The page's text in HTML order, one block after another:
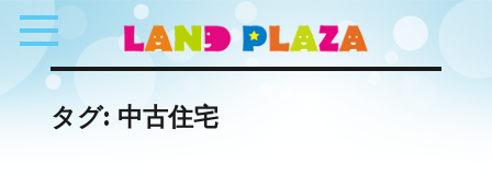
タグ: 中古住宅